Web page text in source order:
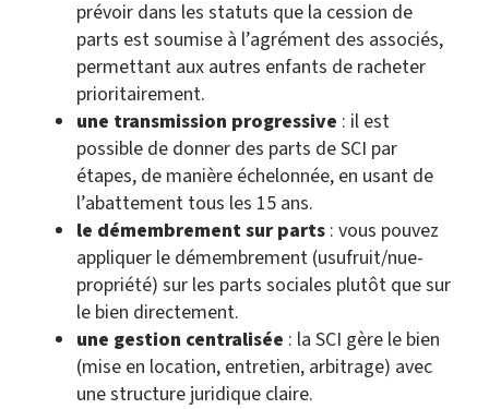
prévoir dans les statuts que la cession de
parts est soumise à l’agrément des associés,
permettant aux autres enfants de racheter
prioritairement.
une transmission progressive : il est
possible de donner des parts de SCI par
étapes, de manière échelonnée, en usant de
l’abattement tous les 15 ans.
le démembrement sur parts : vous pouvez
appliquer le démembrement (usufruit/nue-
propriété) sur les parts sociales plutôt que sur
le bien directement.
une gestion centralisée : la SCI gère le bien
(mise en location, entretien, arbitrage) avec
une structure juridique claire.